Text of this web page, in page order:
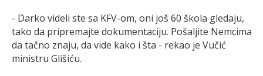
- Darko videli ste sa KFV-om, oni još 60 škola gledaju,
tako da pripremajte dokumentaciju. Pošaljite Nemcima
da tačno znaju, da vide kako i šta - rekao je Vučić
ministru Glišiću.